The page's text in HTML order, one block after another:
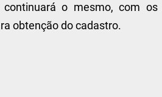
continuará o mesmo, com os
obtenção do cadastro.